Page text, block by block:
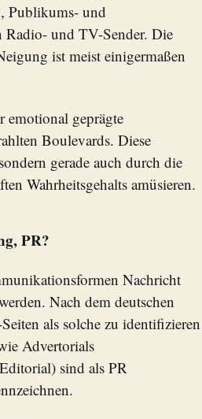
Publikums- und
Radio- und TV-Sender. Die
ist meist einigermaßen
emotional geprägte
Boulevards. Diese
gerade auch durch die
Wahrheitsgehalts amüsieren.
PR?
Nachricht
Nach dem deutschen
als solche zu identifizieren
Advertorials
sind als PR